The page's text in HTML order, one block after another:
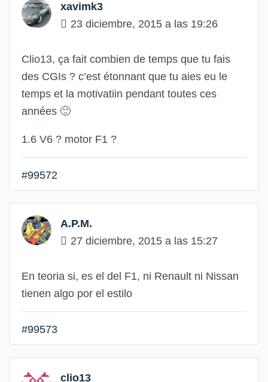
xavimk3
23 diciembre, 2015 a las 19:26
Clio13, ça fait combien de temps que tu fais
des CGIs ? c’est étonnant que tu aies eu le
temps et la motivatiin pendant toutes ces
années 🙂
1.6 V6 ? motor F1 ?
#99572
A.P.M.
27 diciembre, 2015 a las 15:27
En teoria si, es el del F1, ni Renault ni Nissan
tienen algo por el estilo
#99573
clio13